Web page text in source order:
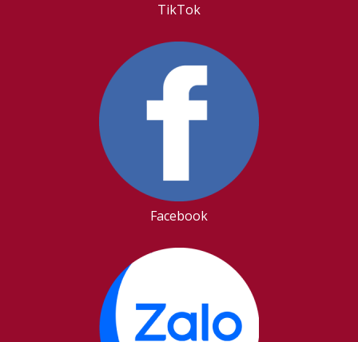
TikTok
Facebook